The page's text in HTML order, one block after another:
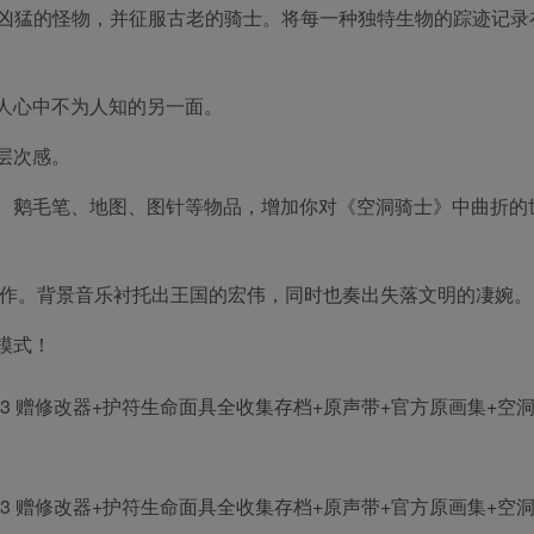
的怪物，并征服古老的骑士。将每一种独特生物的踪迹记
中不为人知的另一面。
感。
毛笔、地图、图针等物品，增加你对《空洞骑士》中曲折
背景音乐衬托出王国的宏伟，同时也奏出失落文明的凄婉。
式！